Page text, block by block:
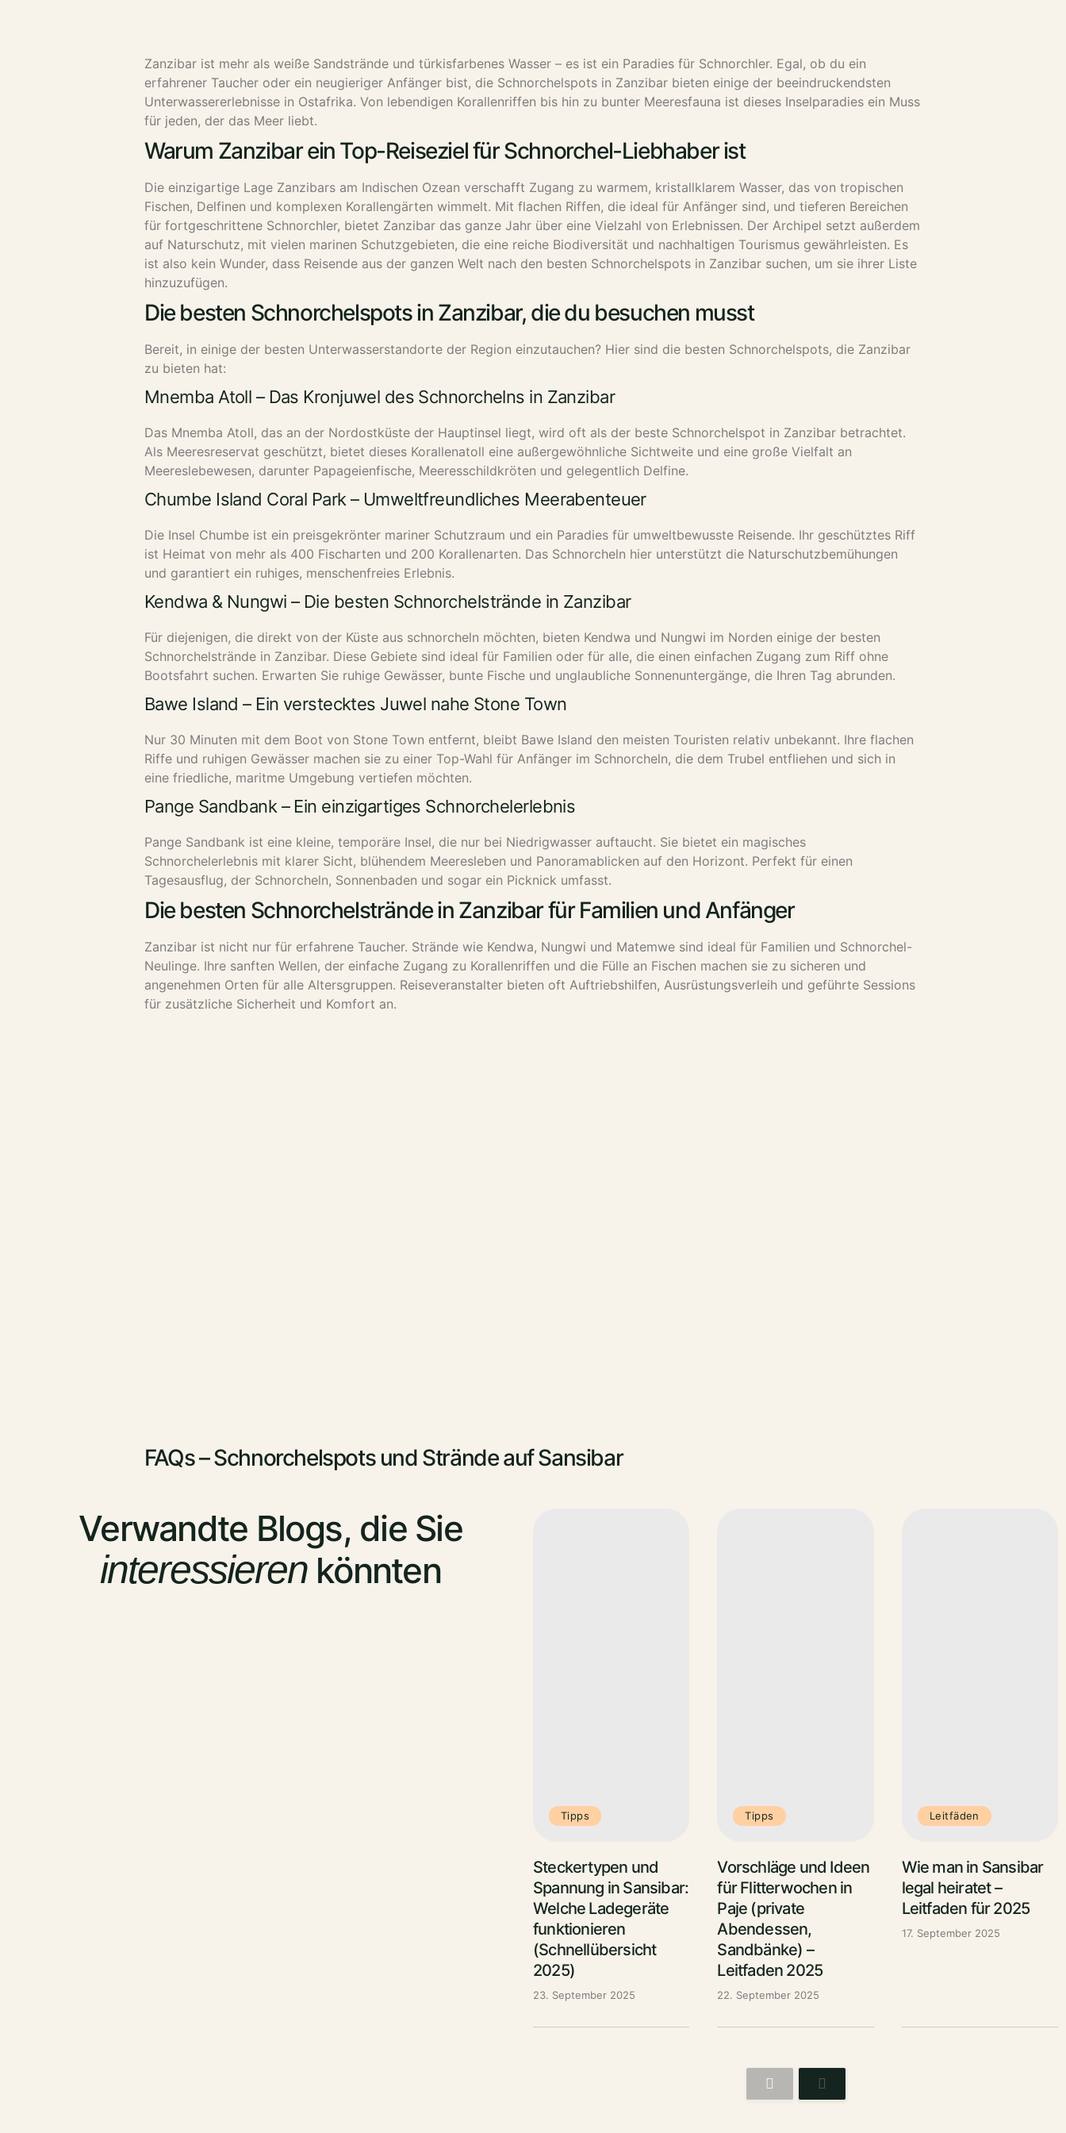
Zanzibar ist mehr als weiße Sandstrände und türkisfarbenes Wasser – es ist ein Paradies für Schnorchler. Egal, ob du ein
erfahrener Taucher oder ein neugieriger Anfänger bist, die Schnorchelspots in Zanzibar bieten einige der beeindruckendsten
Unterwassererlebnisse in Ostafrika. Von lebendigen Korallenriffen bis hin zu bunter Meeresfauna ist dieses Inselparadies ein Muss
für jeden, der das Meer liebt.
Warum Zanzibar ein Top-Reiseziel für Schnorchel-Liebhaber ist
Die einzigartige Lage Zanzibars am Indischen Ozean verschafft Zugang zu warmem, kristallklarem Wasser, das von tropischen
Fischen, Delfinen und komplexen Korallengärten wimmelt. Mit flachen Riffen, die ideal für Anfänger sind, und tieferen Bereichen
für fortgeschrittene Schnorchler, bietet Zanzibar das ganze Jahr über eine Vielzahl von Erlebnissen. Der Archipel setzt außerdem
auf Naturschutz, mit vielen marinen Schutzgebieten, die eine reiche Biodiversität und nachhaltigen Tourismus gewährleisten. Es
ist also kein Wunder, dass Reisende aus der ganzen Welt nach den besten Schnorchelspots in Zanzibar suchen, um sie ihrer Liste
hinzuzufügen.
Die besten Schnorchelspots in Zanzibar, die du besuchen musst
Bereit, in einige der besten Unterwasserstandorte der Region einzutauchen? Hier sind die besten Schnorchelspots, die Zanzibar
zu bieten hat:
Mnemba Atoll – Das Kronjuwel des Schnorchelns in Zanzibar
Das Mnemba Atoll, das an der Nordostküste der Hauptinsel liegt, wird oft als der beste Schnorchelspot in Zanzibar betrachtet.
Als Meeresreservat geschützt, bietet dieses Korallenatoll eine außergewöhnliche Sichtweite und eine große Vielfalt an
Meereslebewesen, darunter Papageienfische, Meeresschildkröten und gelegentlich Delfine.
Chumbe Island Coral Park – Umweltfreundliches Meerabenteuer
Die Insel Chumbe ist ein preisgekrönter mariner Schutzraum und ein Paradies für umweltbewusste Reisende. Ihr geschütztes Riff
ist Heimat von mehr als 400 Fischarten und 200 Korallenarten. Das Schnorcheln hier unterstützt die Naturschutzbemühungen
und garantiert ein ruhiges, menschenfreies Erlebnis.
Kendwa & Nungwi – Die besten Schnorchelstrände in Zanzibar
Für diejenigen, die direkt von der Küste aus schnorcheln möchten, bieten Kendwa und Nungwi im Norden einige der besten
Schnorchelstrände in Zanzibar. Diese Gebiete sind ideal für Familien oder für alle, die einen einfachen Zugang zum Riff ohne
Bootsfahrt suchen. Erwarten Sie ruhige Gewässer, bunte Fische und unglaubliche Sonnenuntergänge, die Ihren Tag abrunden.
Bawe Island – Ein verstecktes Juwel nahe Stone Town
Nur 30 Minuten mit dem Boot von Stone Town entfernt, bleibt Bawe Island den meisten Touristen relativ unbekannt. Ihre flachen
Riffe und ruhigen Gewässer machen sie zu einer Top-Wahl für Anfänger im Schnorcheln, die dem Trubel entfliehen und sich in
eine friedliche, maritme Umgebung vertiefen möchten.
Pange Sandbank – Ein einzigartiges Schnorchelerlebnis
Pange Sandbank ist eine kleine, temporäre Insel, die nur bei Niedrigwasser auftaucht. Sie bietet ein magisches
Schnorchelerlebnis mit klarer Sicht, blühendem Meeresleben und Panoramablicken auf den Horizont. Perfekt für einen
Tagesausflug, der Schnorcheln, Sonnenbaden und sogar ein Picknick umfasst.
Die besten Schnorchelstrände in Zanzibar für Familien und Anfänger
Zanzibar ist nicht nur für erfahrene Taucher. Strände wie Kendwa, Nungwi und Matemwe sind ideal für Familien und Schnorchel-
Neulinge. Ihre sanften Wellen, der einfache Zugang zu Korallenriffen und die Fülle an Fischen machen sie zu sicheren und
angenehmen Orten für alle Altersgruppen. Reiseveranstalter bieten oft Auftriebshilfen, Ausrüstungsverleih und geführte Sessions
für zusätzliche Sicherheit und Komfort an.
FAQs – Schnorchelspots und Strände auf Sansibar
Verwandte Blogs, die Sie
interessieren könnten
Tipps
Steckertypen und
Spannung in Sansibar:
Welche Ladegeräte
funktionieren
(Schnellübersicht
2025)
23. September 2025
Tipps
Vorschläge und Ideen
für Flitterwochen in
Paje (private
Abendessen,
Sandbänke) –
Leitfaden 2025
22. September 2025
Leitfäden
Wie man in Sansibar
legal heiratet –
Leitfaden für 2025
17. September 2025